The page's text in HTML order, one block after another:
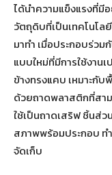
ได้นำความแข็งแรงที่มี
วัตถุดิบที่เป็นเทคโนโ
มาทำ เมื่อประกอบร่วม
แบบใหม่ที่มีการใช้งาน
ข้างทรงแคบ เหมาะกั
ด้วยถาดพลาสติกที่สาม
ใช้เป็นถาดเสริฟ ชิ้นส่
สภาพพร้อมประกอบ ท
จัดเก็บ